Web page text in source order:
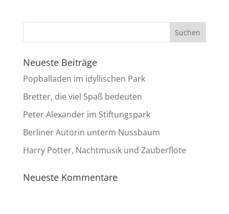
Neueste Beiträge
Popballaden im idyllischen Park
Bretter, die viel Spaß bedeuten
Peter Alexander im Stiftungspark
Berliner Autorin unterm Nussbaum
Harry Potter, Nachtmusik und Zauberflöte
Neueste Kommentare